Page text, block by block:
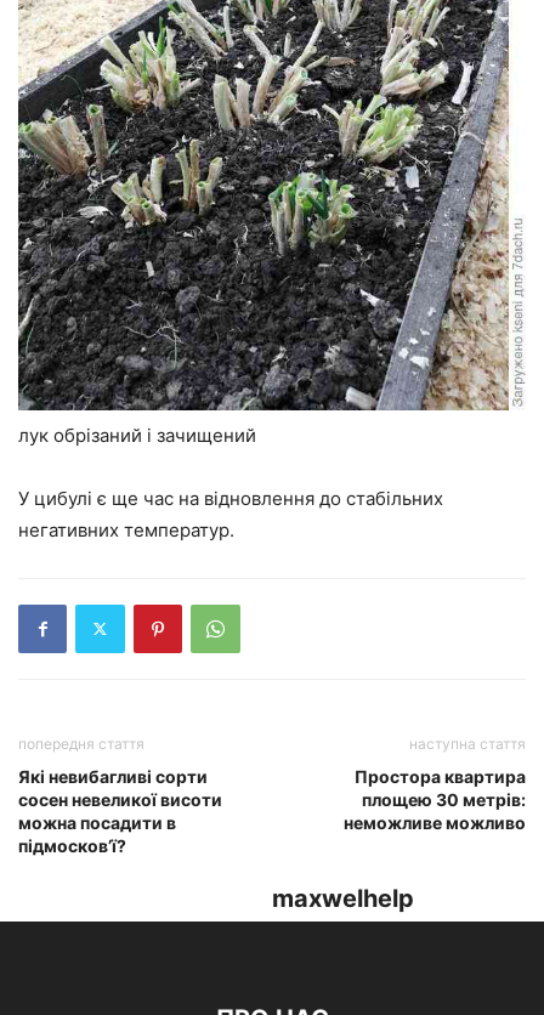
лук обрізаний і зачищений
У цибулі є ще час на відновлення до стабільних
негативних температур.
попередня стаття
Які невибагливі сорти
сосен невеликої висоти
можна посадити в
підмосков’ї?
наступна стаття
Простора квартира
площею 30 метрів:
неможливе можливо
maxwelhelp